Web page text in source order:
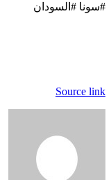
#سونا #السودان
Source link